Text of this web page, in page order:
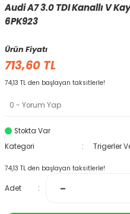
Audi A7 3.0 TDI Kanallı V
6PK923
Ürün Fiyatı
713,60 TL
74,13 TL den başlayan taksitlerle!
0 - Yorum Yap
Stokta Var
Kategori
Trigerler
74,13 TL den başlayan taksitlerle!
Adet